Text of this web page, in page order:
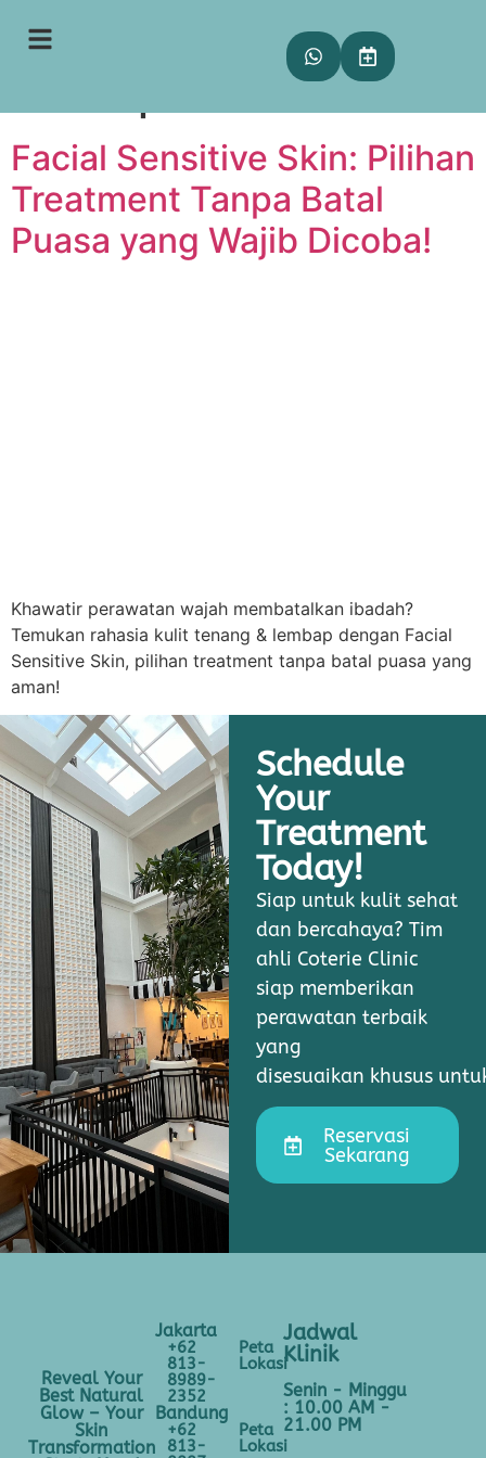
Tag:
treatment tanpa
Facial Sensitive Skin: Pilihan
Treatment Tanpa Batal
Puasa yang Wajib Dicoba!
Khawatir perawatan wajah membatalkan ibadah?
Temukan rahasia kulit tenang & lembap dengan Facial
Sensitive Skin, pilihan treatment tanpa batal puasa yang
aman!
Schedule
Your
Treatment
Today!
Siap untuk kulit sehat
dan bercahaya? Tim
ahli Coterie Clinic
siap memberikan
perawatan terbaik
yang
disesuaikan khusus
Reservasi
Sekarang
Reveal Your
Best Natural
Glow – Your
Skin
Transformation
Jakarta
+62
813-
8989-
2352
Peta
Lokasi
Bandung
+62
813-
Peta
Lokasi
Jadwal
Klinik
Senin - Minggu
: 10.00 AM -
21.00 PM